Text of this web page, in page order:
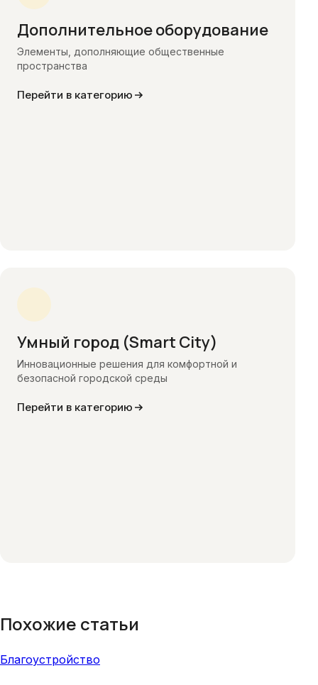
Дополнительное оборудование
Элементы, дополняющие общественные
пространства
Перейти в категорию
Умный город (Smart City)
Инновационные решения для комфортной и
безопасной городской среды
Перейти в категорию
Похожие статьи
Благоустройство